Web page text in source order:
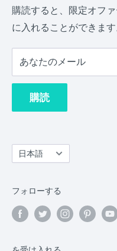
ナチュラルフーズ
クリアランス
配送ポリシー
利用規約
デイリー・ドース・ブ
報酬ポイント
の贈り物の究極のオン
ここでは、オンライン
76 Hunter St、Ste 106
sales@dailyvita.com
購読すると、限定オフ
に入れることができます
あなたのメール
購読
日本語
フォローする